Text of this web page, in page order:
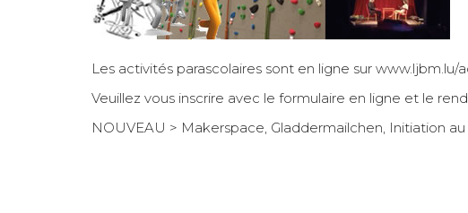
Les activités parascolaires sont en ligne sur www.ljbm.lu/
Veuillez vous inscrire avec le formulaire en ligne et le
NOUVEAU > Makerspace, Gladdermailchen, Initiation